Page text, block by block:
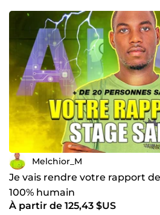
Melchior_M
Je vais rendre votre rapport
100% humain
À partir de 125,43 $US